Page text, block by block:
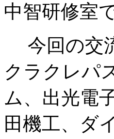
中智研修室
今回の交
クラクレパ
ム、出光電
田機工、ダ